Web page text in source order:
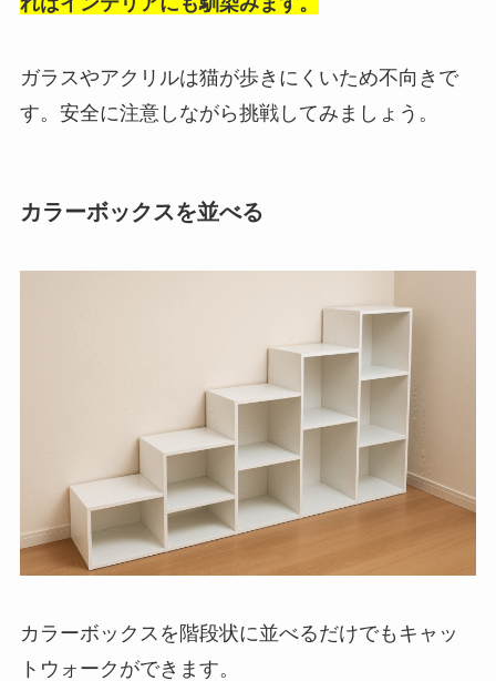
ガラスやアクリルは猫が歩きにくいため不向きで
す。安全に注意しながら挑戦してみましょう。
カラーボックスを並べる
カラーボックスを階段状に並べるだけでもキャッ
トウォークができます。